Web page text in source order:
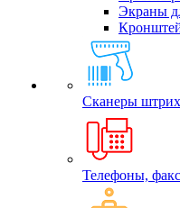
Экраны
Сканеры
Телефоны,